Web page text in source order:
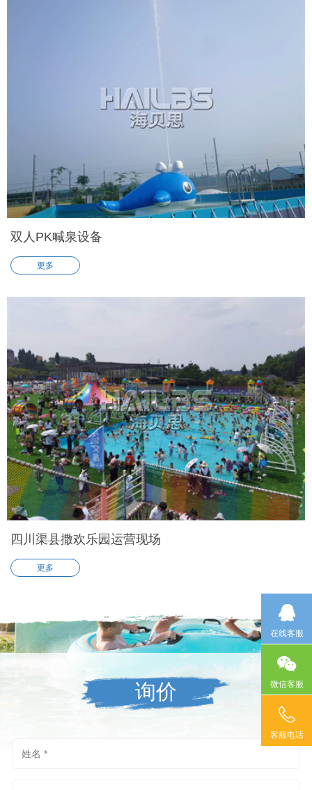
双人PK喊泉设备
更多
四川渠县撒欢乐园运营现场
更多
询价
在线客服
微信客服
客服电话